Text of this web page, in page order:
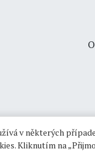
v některých
Kliknutím na